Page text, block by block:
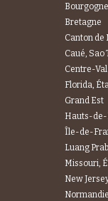
Bretagne
Canton
Caué,
Centre-
Florida,
Grand Est
Hauts-
Île-de-
Luang
Missouri,
New
Normandie